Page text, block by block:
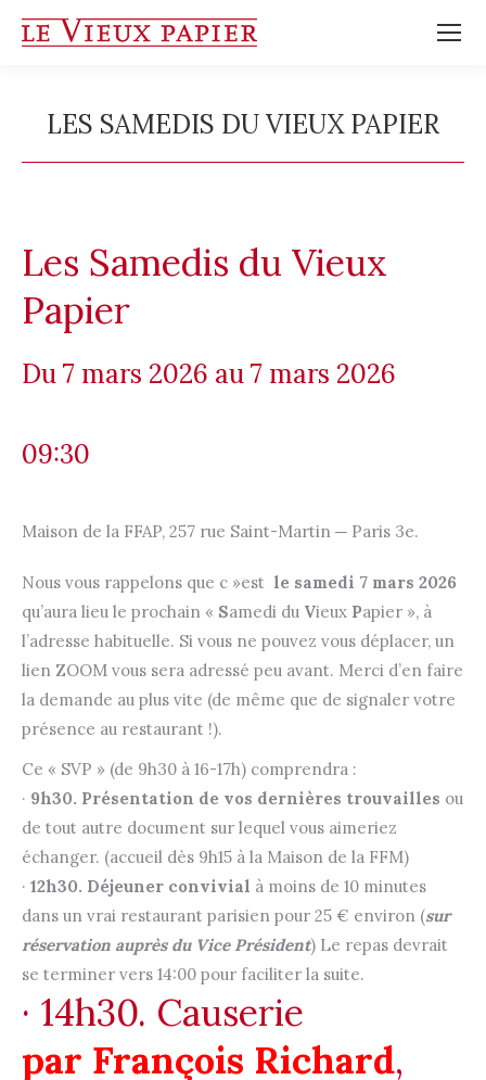
LES SAMEDIS DU VIEUX PAPIER
Vous êtes ici :
Les Samedis du Vieux
Papier
7 mars 2026 7 mars 2026
09:30
Maison de la FFAP, 257 rue Saint-Martin ─ Paris 3e.
Nous vous rappelons que c »est le samedi 7 mars 2026
qu’aura lieu le prochain « Samedi du Vieux Papier », à
l’adresse habituelle. Si vous ne pouvez vous déplacer, un
lien ZOOM vous sera adressé peu avant. Merci d’en faire
la demande au plus vite (de même que de signaler votre
présence au restaurant !).
Ce « SVP » (de 9h30 à 16-17h) comprendra :
· 9h30. Présentation de vos dernières trouvailles ou
de tout autre document sur lequel vous aimeriez
échanger. (accueil dès 9h15 à la Maison de la FFM)
· 12h30. Déjeuner convivial à moins de 10 minutes
dans un vrai restaurant parisien pour 25 € environ (sur
réservation auprès du Vice Président) Le repas devrait
se terminer vers 14:00 pour faciliter la suite.
· 14h30. Causerie
par François Richard,